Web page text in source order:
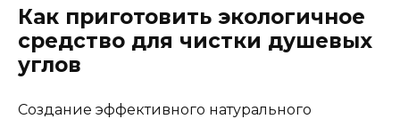
Как приготовить экологичное
средство для чистки душевых
углов
Создание эффективного натурального